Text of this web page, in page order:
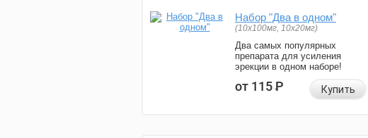
Набор "Два в одном"
(10x100мг, 10x20мг)
Два самых популярных
препарата для усиления
эрекции в одном наборе!
от 115Р Купить